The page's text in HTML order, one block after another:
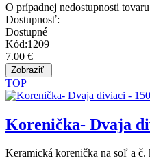
O prípadnej nedostupnosti
Dostupnosť:
Dostupné
Kód:1209
7.00 €
TOP
Korenička- Dvaja
Keramická korenička na soľ a č.